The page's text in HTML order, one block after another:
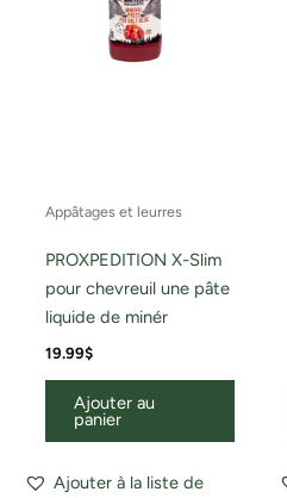
Appâtages et leurres
PROXPEDITION X-Slim
pour chevreuil une pâte
liquide de minér
19.99$
Ajouter au
panier
Ajouter à la liste de